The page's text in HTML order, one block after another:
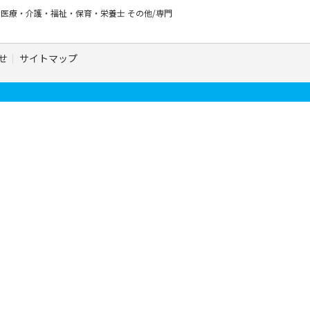
医療・介護・福祉・保育・栄養士 その他/専門
サイトマップ